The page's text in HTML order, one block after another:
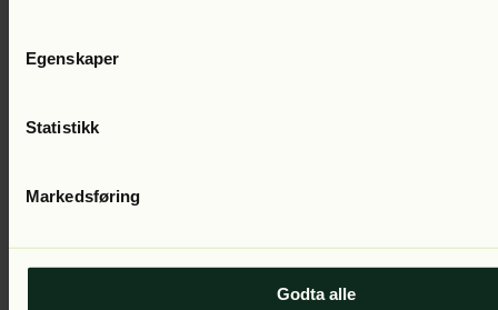
Egenskaper
Statistikk
Markedsføring
Godta alle
Tre lyttere av gangen
140 kr
Prøv gratis